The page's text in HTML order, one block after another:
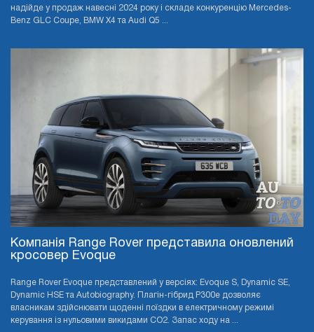
надійде у продаж навесні 2024 року і складе конкуренцію Mercedes-
Benz GLC Coupe, BMW X4 та Audi Q5 ...
Компанія Range Rover представила оновлений
кросовер Evoque
Range Rover Evoque представлений у версіях: Evoque S, Dynamic SE,
Dynamic HSE та Autobiography. Плагін-гібрид P300e дозволяє
власникам здійснювати щоденні поїздки в електричному режимі
керування із нульовими викидами CO2. Запас ходу на ...